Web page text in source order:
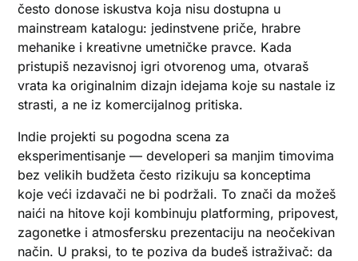
često donose iskustva koja nisu dostupna u
mainstream katalogu: jedinstvene priče, hrabre
mehanike i kreativne umetničke pravce. Kada
pristupiš nezavisnoj igri otvorenog uma, otvaraš
vrata ka originalnim dizajn idejama koje su nastale iz
strasti, a ne iz komercijalnog pritiska.
Indie projekti su pogodna scena za
eksperimentisanje — developeri sa manjim timovima
bez velikih budžeta često rizikuju sa konceptima
koje veći izdavači ne bi podržali. To znači da možeš
naići na hitove koji kombinuju platforming, pripovest,
zagonetke i atmosfersku prezentaciju na neočekivan
način. U praksi, to te poziva da budeš istraživač: da